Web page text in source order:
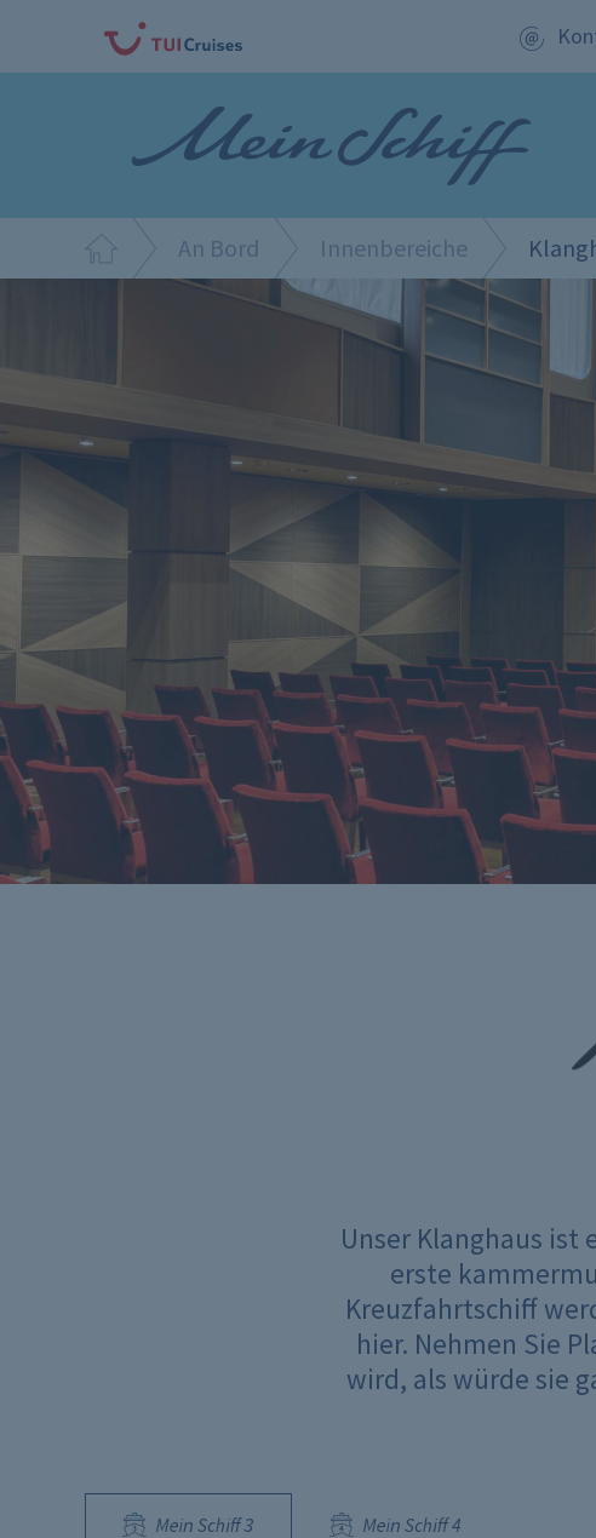
An Bord Innenbereiche
Unser Klanghaus
erste
Kreuzfahrtschiff
hier. Nehmen Sie
wird, als würde sie
Mein Schiff 3 Mein Schiff 4